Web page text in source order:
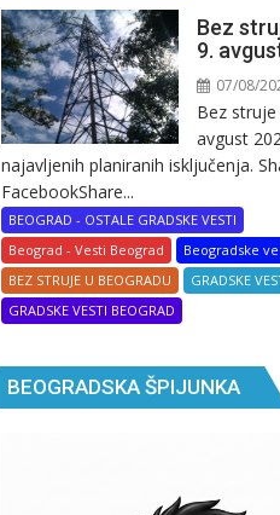
Bez
9.
07/08/
Bez
avgust
najavljenih planiranih isključenja.
FacebookShare...
BEOGRAD - OSTALE GRADSKE VESTI
Beograd - Vesti Beograd
Beogradske
BEZ STRUJE U BEOGRADU
GRADSKE
GRADSKE VESTI BEOGRAD
BEOGRADSKA ŠPIJUNKA